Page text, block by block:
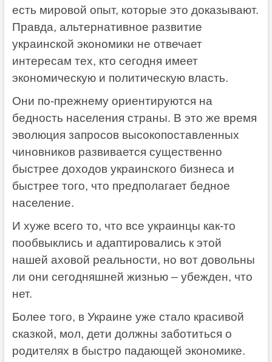
есть мировой опыт, которые это доказывают.
Правда, альтернативное развитие
украинской экономики не отвечает
интересам тех, кто сегодня имеет
экономическую и политическую власть.
Они по-прежнему ориентируются на
бедность населения страны. В это же время
эволюция запросов высокопоставленных
чиновников развивается существенно
быстрее доходов украинского бизнеса и
быстрее того, что предполагает бедное
население.
И хуже всего то, что все украинцы как-то
пообвыклись и адаптировались к этой
нашей аховой реальности, но вот довольны
ли они сегодняшней жизнью – убежден, что
нет.
Более того, в Украине уже стало красивой
сказкой, мол, дети должны заботиться о
родителях в быстро падающей экономике.